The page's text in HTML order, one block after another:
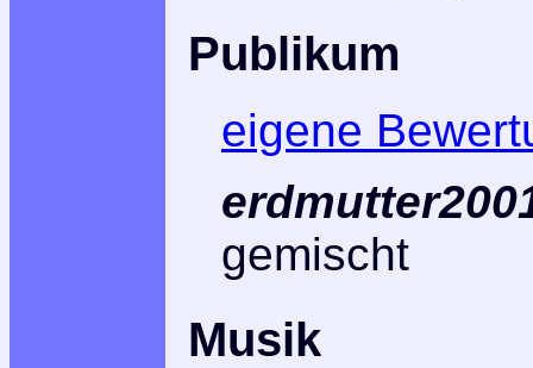
Publikum
eigene
gemischt
Musik